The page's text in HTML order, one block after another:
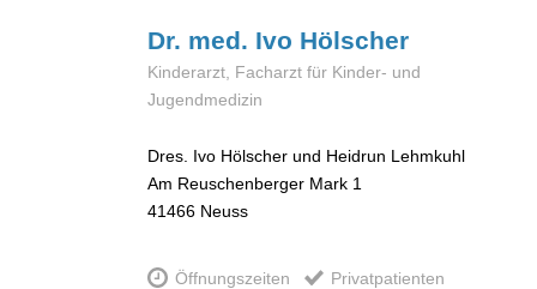
Dr. med. Ivo Hölscher
Kinderarzt, Facharzt für Kinder- und
Jugendmedizin
Dres. Ivo Hölscher und Heidrun Lehmkuhl
Am Reuschenberger Mark 1
41466 Neuss
Öffnungszeiten Privatpatienten